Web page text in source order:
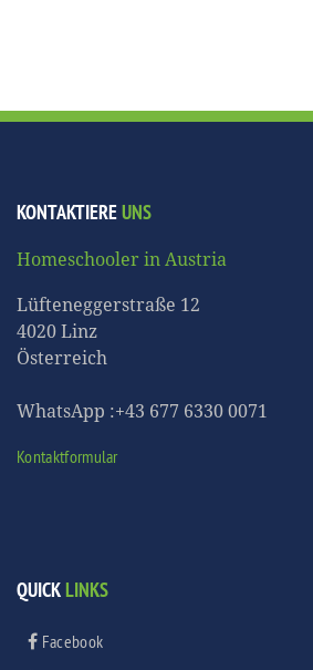
KONTAKTIEREUNS
Homeschooler in Austria
Lüfteneggerstraße 12
4020 Linz
Österreich
WhatsApp :+43 677 6330 0071
Kontaktformular
QUICKLINKS
Facebook